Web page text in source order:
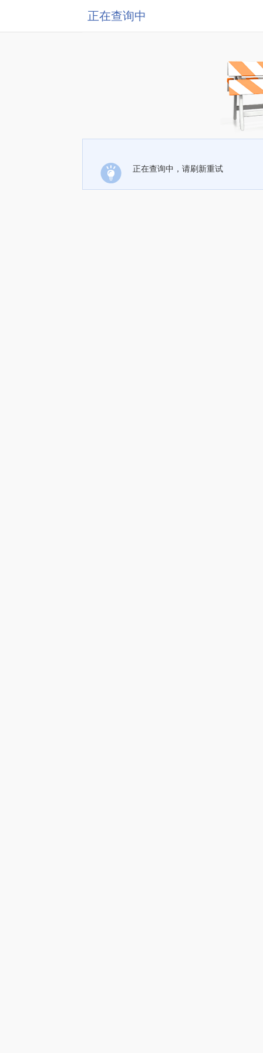
正在查询中
正在查询中，请刷新重试